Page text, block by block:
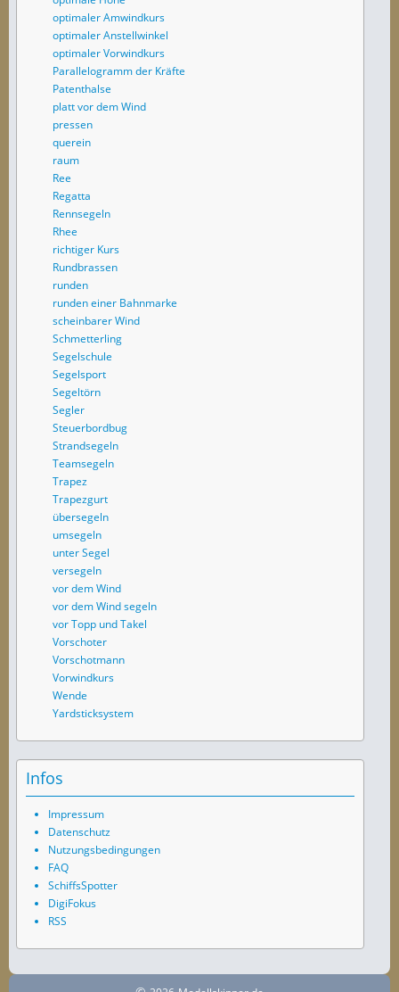
optimaler Amwindkurs
optimaler Anstellwinkel
optimaler Vorwindkurs
Parallelogramm der Kräfte
Patenthalse
platt vor dem Wind
pressen
querein
raum
Ree
Regatta
Rennsegeln
Rhee
richtiger Kurs
Rundbrassen
runden
runden einer Bahnmarke
scheinbarer Wind
Schmetterling
Segelschule
Segelsport
Segeltörn
Segler
Steuerbordbug
Strandsegeln
Teamsegeln
Trapez
Trapezgurt
übersegeln
umsegeln
unter Segel
versegeln
vor dem Wind
vor dem Wind segeln
vor Topp und Takel
Vorschoter
Vorschotmann
Vorwindkurs
Wende
Yardsticksystem
Infos
Impressum
Datenschutz
Nutzungsbedingungen
FAQ
SchiffsSpotter
DigiFokus
RSS